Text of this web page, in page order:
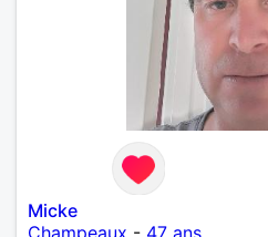
Micke
Champeaux - 47 ans